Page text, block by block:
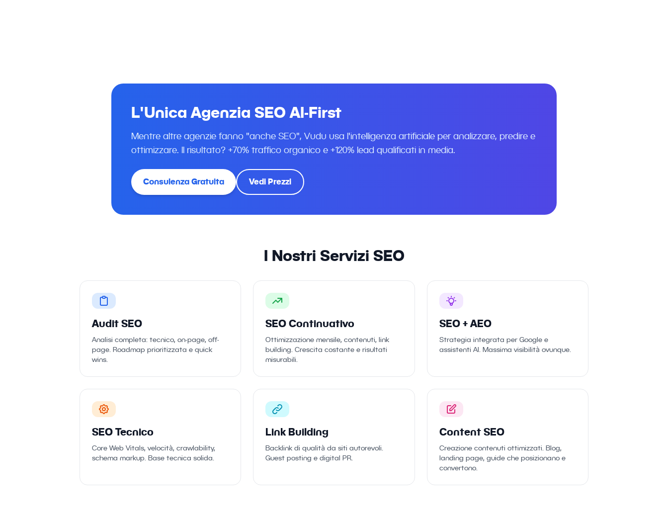
L'Unica Agenzia SEO AI-First
Mentre altre agenzie fanno "anche SEO", Vudu usa l'intelligenza artificiale per analizzare, predire e
ottimizzare. Il risultato? +70% traffico organico e +120% lead qualificati in media.
Consulenza Gratuita Vedi Prezzi
I Nostri Servizi SEO
Audit SEO
Analisi completa: tecnico, on-page, off-
page. Roadmap prioritizzata e quick
wins.
SEO Continuativo
Ottimizzazione mensile, contenuti, link
building. Crescita costante e risultati
misurabili.
SEO + AEO
Strategia integrata per Google e
assistenti AI. Massima visibilità ovunque.
SEO Tecnico
Core Web Vitals, velocità, crawlability,
schema markup. Base tecnica solida.
Link Building
Backlink di qualità da siti autorevoli.
Guest posting e digital PR.
Content SEO
Creazione contenuti ottimizzati. Blog,
landing page, guide che posizionano e
convertono.